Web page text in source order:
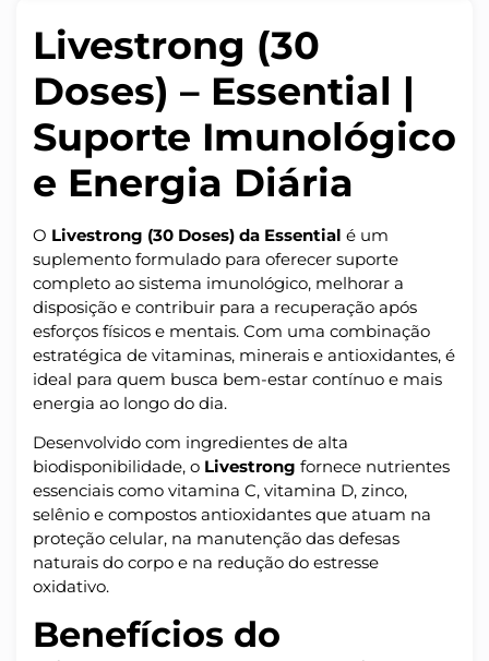
Livestrong (30
Doses) – Essential |
Suporte Imunológico
e Energia Diária
O Livestrong (30 Doses) da Essential é um
suplemento formulado para oferecer suporte
completo ao sistema imunológico, melhorar a
disposição e contribuir para a recuperação após
esforços físicos e mentais. Com uma combinação
estratégica de vitaminas, minerais e antioxidantes, é
ideal para quem busca bem-estar contínuo e mais
energia ao longo do dia.
Desenvolvido com ingredientes de alta
biodisponibilidade, o Livestrong fornece nutrientes
essenciais como vitamina C, vitamina D, zinco,
selênio e compostos antioxidantes que atuam na
proteção celular, na manutenção das defesas
naturais do corpo e na redução do estresse
oxidativo.
Benefícios do